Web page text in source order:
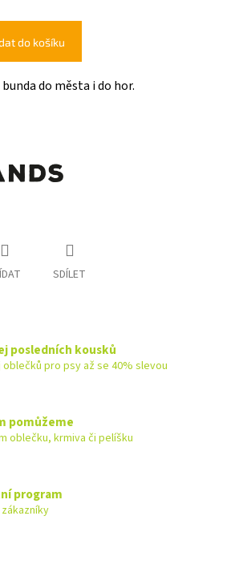
do košíku
do města i do hor.
SDÍLET
posledních kousků
pro psy až se 40% slevou
pomůžeme
oblečku, krmiva či pelíšku
program